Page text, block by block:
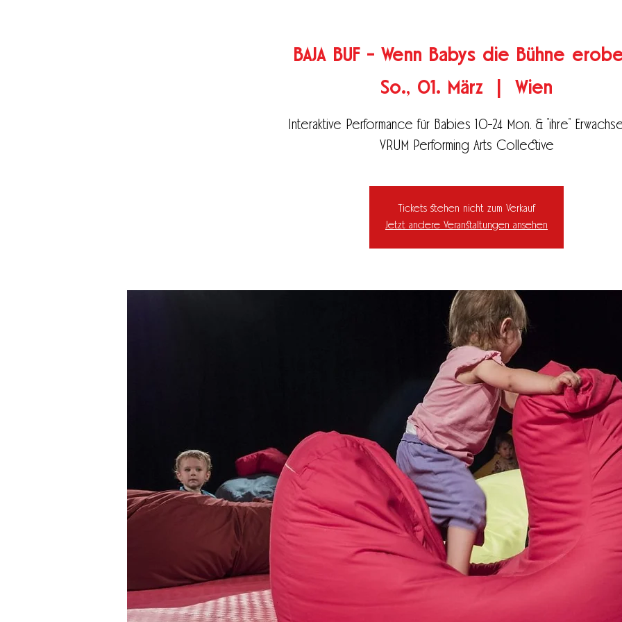
BAJA BUF - Wenn Babys die Bühne
So., 01. März
Wien
Interaktive Performance für Babies 10-24 Mon. & "ihre"
VRUM Performing Arts Collective
Tickets stehen nicht zum Verkauf
Jetzt andere Veranstaltungen ansehen